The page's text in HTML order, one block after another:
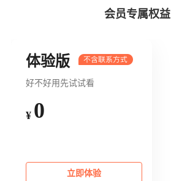
会员专属权益
体验版
好不好用先试试看
¥ 0
立即体验